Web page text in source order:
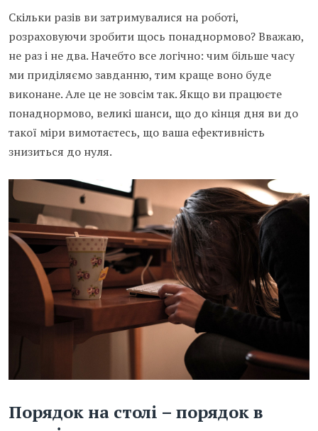
Скільки разів ви затримувалися на роботі,
розраховуючи зробити щось понаднормово? Вважаю,
не раз і не два. Начебто все логічно: чим більше часу
ми приділяємо завданню, тим краще воно буде
виконане. Але це не зовсім так. Якщо ви працюєте
понаднормово, великі шанси, що до кінця дня ви до
такої міри вимотаєтесь, що ваша ефективність
знизиться до нуля.
Порядок на столі – порядок в